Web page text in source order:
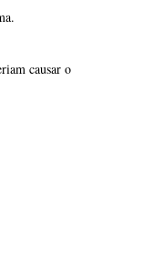
causar o